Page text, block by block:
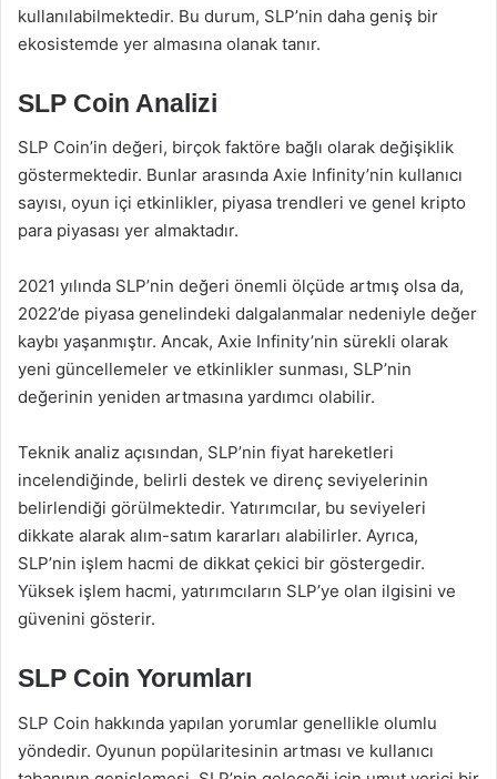
kullanılabilmektedir. Bu durum, SLP’nin daha geniş bir
ekosistemde yer almasına olanak tanır.
SLP Coin Analizi
SLP Coin’in değeri, birçok faktöre bağlı olarak değişiklik
göstermektedir. Bunlar arasında Axie Infinity’nin kullanıcı
sayısı, oyun içi etkinlikler, piyasa trendleri ve genel kripto
para piyasası yer almaktadır.
2021 yılında SLP’nin değeri önemli ölçüde artmış olsa da,
2022’de piyasa genelindeki dalgalanmalar nedeniyle değer
kaybı yaşanmıştır. Ancak, Axie Infinity’nin sürekli olarak
yeni güncellemeler ve etkinlikler sunması, SLP’nin
değerinin yeniden artmasına yardımcı olabilir.
Teknik analiz açısından, SLP’nin fiyat hareketleri
incelendiğinde, belirli destek ve direnç seviyelerinin
belirlendiği görülmektedir. Yatırımcılar, bu seviyeleri
dikkate alarak alım-satım kararları alabilirler. Ayrıca,
SLP’nin işlem hacmi de dikkat çekici bir göstergedir.
Yüksek işlem hacmi, yatırımcıların SLP’ye olan ilgisini ve
güvenini gösterir.
SLP Coin Yorumları
SLP Coin hakkında yapılan yorumlar genellikle olumlu
yöndedir. Oyunun popülaritesinin artması ve kullanıcı